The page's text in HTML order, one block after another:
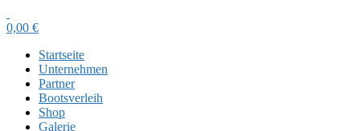
0,00 €
Startseite
Unternehmen
Partner
Bootsverleih
Shop
Galerie